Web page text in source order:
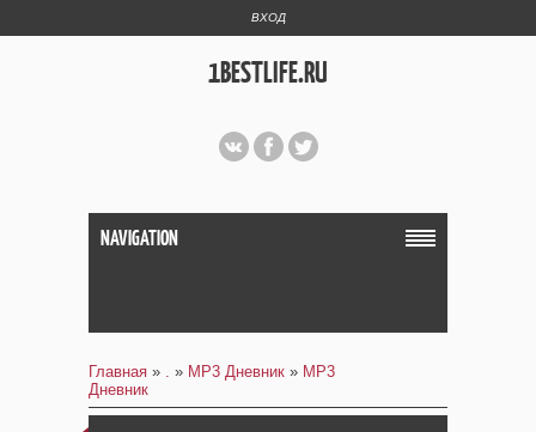
ВХОД
1BESTLIFE.RU
NAVIGATION
Главная » . » MP3 Дневник » MP3
Дневник